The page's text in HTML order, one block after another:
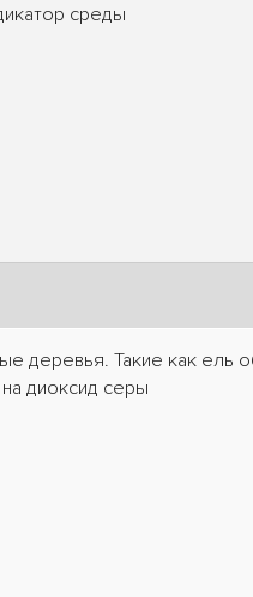
среды
деревья. Такие как ель
диоксид серы